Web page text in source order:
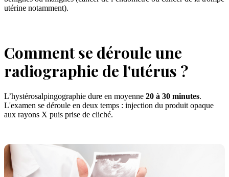
utérine notamment).
Comment se déroule une
radiographie de l'utérus ?
L’hystérosalpingographie dure en moyenne 20 à 30 minutes.
L'examen se déroule en deux temps : injection du produit opaque
aux rayons X puis prise de cliché.